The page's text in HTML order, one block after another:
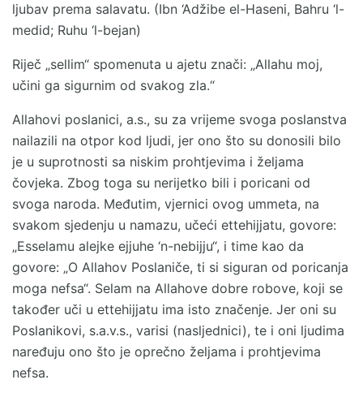
ljubav prema salavatu. (Ibn ‘Adžibe el-Haseni, Bahru ‘l-
medid; Ruhu ‘l-bejan)
Riječ „sellim“ spomenuta u ajetu znači: „Allahu moj,
učini ga sigurnim od svakog zla.“
Allahovi poslanici, a.s., su za vrijeme svoga poslanstva
nailazili na otpor kod ljudi, jer ono što su donosili bilo
je u suprotnosti sa niskim prohtjevima i željama
čovjeka. Zbog toga su nerijetko bili i poricani od
svoga naroda. Međutim, vjernici ovog ummeta, na
svakom sjedenju u namazu, učeći ettehijjatu, govore:
„Esselamu alejke ejjuhe ‘n-nebijju“, i time kao da
govore: „O Allahov Poslaniče, ti si siguran od poricanja
moga nefsa“. Selam na Allahove dobre robove, koji se
također uči u ettehijjatu ima isto značenje. Jer oni su
Poslanikovi, s.a.v.s., varisi (nasljednici), te i oni ljudima
naređuju ono što je oprečno željama i prohtjevima
nefsa.